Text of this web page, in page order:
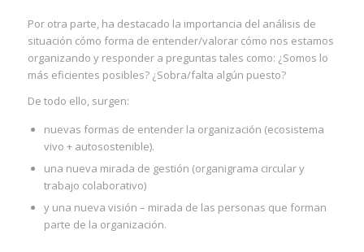
Por otra parte, ha destacado la importancia del análisis de
situación cómo forma de entender/valorar cómo nos estamos
organizando y responder a preguntas tales como: ¿Somos lo
más eficientes posibles? ¿Sobra/falta algún puesto?
De todo ello, surgen:
nuevas formas de entender la organización (ecosistema
vivo + autosostenible).
una nueva mirada de gestión (organigrama circular y
trabajo colaborativo)
y una nueva visión – mirada de las personas que forman
parte de la organización.